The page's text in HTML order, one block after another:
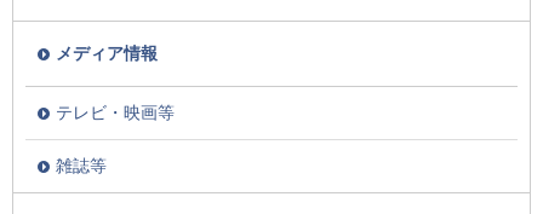
メディア情報
テレビ・映画等
雑誌等